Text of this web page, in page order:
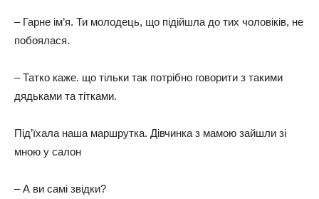
– Гарне ім’я. Ти молодець, що підійшла до тих чоловіків, не
побоялася.
– Татко каже. що тільки так потрібно говорити з такими
дядьками та тітками.
Під’їхала наша маршрутка. Дівчинка з мамою зайшли зі
мною у салон
– А ви самі звідки?